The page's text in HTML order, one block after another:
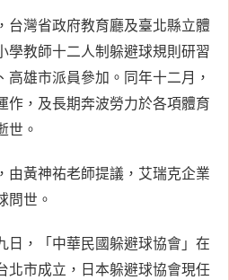
台灣省政府教育廳及臺北縣立體
學教師十二人制躲避球規則研習
雄市派員參加。同年十二月，
作，及長期奔波勞力於各項體育
世。
由黃神祐老師提議，艾瑞克企業
問世。
日，「中華民國躲避球協會」在
北市成立，日本躲避球協會現任